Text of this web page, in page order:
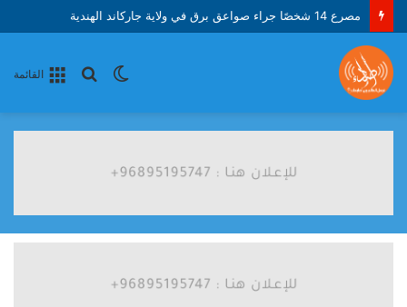
مصرع 14 شخصًا جراء صواعق برق في ولاية جاركاند الهندية
القائمة
بحث الوضع